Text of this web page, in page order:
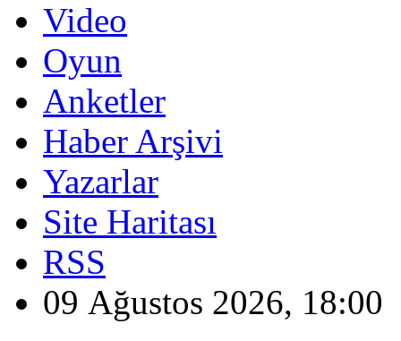
Video
Oyun
Anketler
Haber Arşivi
Yazarlar
Site Haritası
RSS
09 Ağustos 2026, 18:00